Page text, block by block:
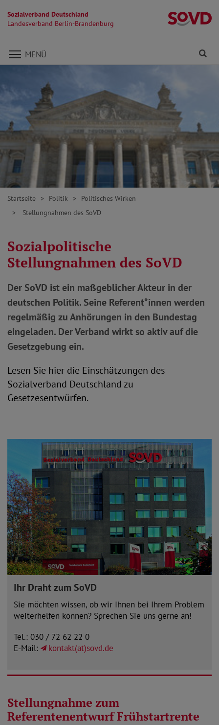
Sozialverband Deutschland
Landesverband Berlin-Brandenburg
Direkt zu den Inhalten springen
MENÜ
Startseite Politik
Politisches Wirken
Stellungnahmen des SoVD
Sozialpolitische
Stellungnahmen des SoVD
Der SoVD ist ein maßgeblicher Akteur in der
deutschen Politik. Seine Referent*innen werden
regelmäßig zu Anhörungen in den Bundestag
eingeladen. Der Verband wirkt so aktiv auf die
Gesetzgebung ein.
Lesen Sie hier die Einschätzungen des
Sozialverband Deutschland zu
Gesetzesentwürfen.
Stellungnahme zum
Referentenentwurf Frühstartrente
Ihr Draht zum SoVD
Sie möchten wissen, ob wir Ihnen bei Ihrem Problem
weiterhelfen können? Sprechen Sie uns gerne an!
Tel.: 030 / 72 62 22 0
E-Mail:
kontakt(at)sovd.de